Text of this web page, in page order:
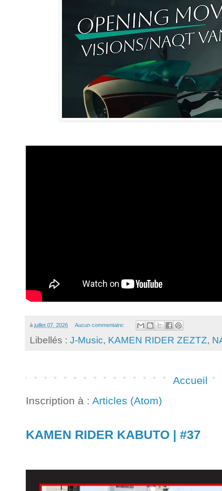
à juillet 07, 2026 Aucun commentaire:
Libellés : J-Music, KAMEN RIDER ZEZTZ,
Accueil
Inscription à : Articles (Atom)
KAMEN RIDER KABUTO | #37